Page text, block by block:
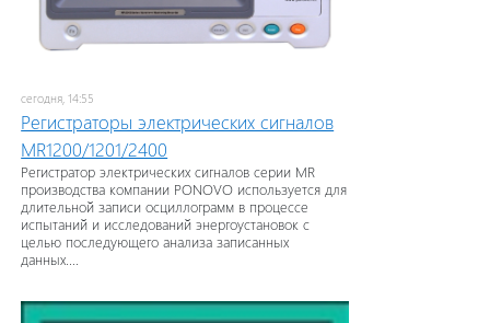
сегодня, 14:55
Регистраторы электрических сигналов
MR1200/1201/2400
Регистратор электрических сигналов серии MR
производства компании PONOVO используется для
длительной записи осциллограмм в процессе
испытаний и исследований энергоустановок с
целью последующего анализа записанных
данных....